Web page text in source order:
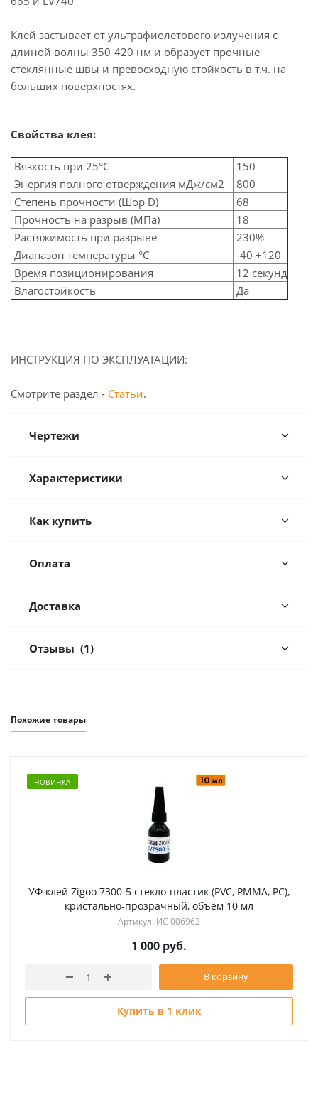
Клей застывает от ультрафиолетового излучения с
длиной волны 350-420 нм и образует прочные
стеклянные швы и превосходную стойкость в т.ч. на
больших поверхностях.
Свойства клея:
Вязкость при 25°C
150
Энергия полного отверждения мДж/см2
800
Степень прочности (Шор D)
68
Прочность на разрыв (МПа)
18
Растяжимость при разрыве
230%
Диапазон температуры °C
-40 +120
Время позиционирования
12 секунд
Влагостойкость
Да
ИНСТРУКЦИЯ ПО ЭКСПЛУАТАЦИИ:
Смотрите раздел - Статьи.
Чертежи
Характеристики
Как купить
Оплата
Доставка
Отзывы (1)
Похожие товары
НОВИНКА
УФ клей Zigoo 7300-5 стекло-пластик (PVC, PMMA, PC),
кристально-прозрачный, объем 10 мл
Артикул: ИС 006962
1 000 руб.
В корзину
Купить в 1 клик